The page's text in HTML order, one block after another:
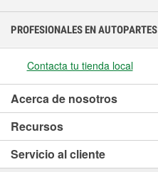
PROFESIONALES EN AUTOPARTES
Contacta tu tienda local
Acerca de nosotros
Recursos
Servicio al cliente